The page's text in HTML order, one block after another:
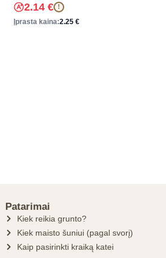
2.14 € !
Įprasta kaina:2.25 €
Patarimai
Kiek reikia grunto?
Kiek maisto šuniui (pagal svorį)
Kaip pasirinkti kraiką katei